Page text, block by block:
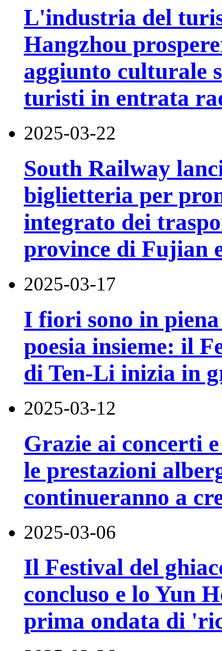
L'industria del
Hangzhou
aggiunto culturale
turisti in entrata
2025-03-22
South Railway
biglietteria per
integrato dei
province di Fujian
2025-03-17
I fiori sono in
poesia insieme: il
di Ten-Li inizia in
2025-03-12
Grazie ai concerti
le prestazioni
continueranno a
2025-03-06
Il Festival del
concluso e lo Yun
prima ondata di